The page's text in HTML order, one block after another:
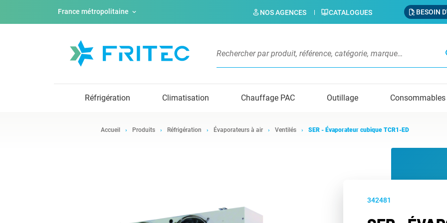
France métropolitaine NOS AGENCES CATALOGUES BESOIN
Réfrigération Climatisation Chauffage PAC Outillage Consommables
Accueil Produits Réfrigération Évaporateurs à air Ventilés SER - Évaporateur cubique TCR1-ED
342481